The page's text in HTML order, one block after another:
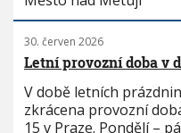
30. červen 2026
Letní provozní doba v
V době letních
zkrácena provozní
15 v Praze. Pondělí –